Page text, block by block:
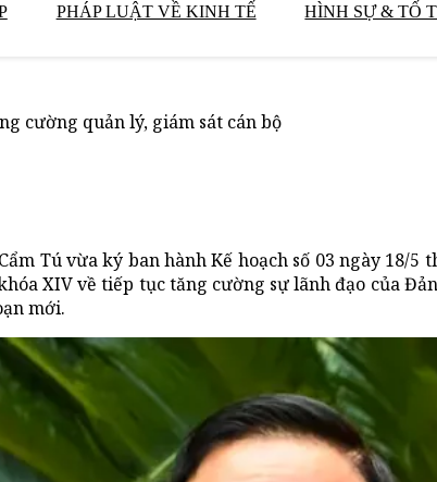
PHÁP LUẬT VỀ KINH TẾ HÌNH SỰ & TỐ
cường quản lý, giám sát cán bộ
Tú vừa ký ban hành Kế hoạch số 03 ngày 18/
XIV về tiếp tục tăng cường sự lãnh đạo của
mới.